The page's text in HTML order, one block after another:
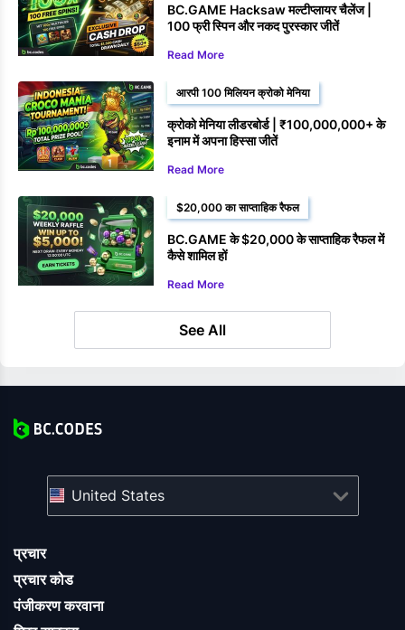
BC.GAME Hacksaw मल्टीप्लायर चैलेंज |
100 फ्री स्पिन और नकद पुरस्कार जीतें
Read More
आरपी 100 मिलियन क्रोको मेनिया
क्रोको मेनिया लीडरबोर्ड | ₹100,000,000+ के
इनाम में अपना हिस्सा जीतें
Read More
$20,000 का साप्ताहिक रैफल
BC.GAME के $20,000 के साप्ताहिक रैफल में
कैसे शामिल हों
Read More
See All
प्रचार
प्रचार कोड
पंजीकरण करवाना
United States